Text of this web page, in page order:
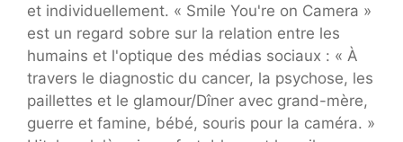
et individuellement. « Smile You're on Camera »
est un regard sobre sur la relation entre les
humains et l'optique des médias sociaux : « À
travers le diagnostic du cancer, la psychose, les
paillettes et le glamour/Dîner avec grand-mère,
guerre et famine, bébé, souris pour la caméra. »